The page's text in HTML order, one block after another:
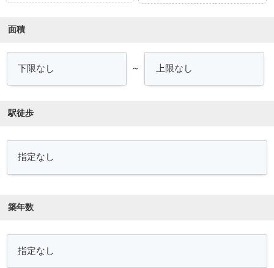
面積
～
駅徒歩
築年数